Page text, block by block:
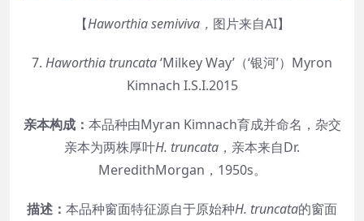
【Haworthia semiviva， 图片来自AI】
7. Haworthia truncata‘Milkey Way’（‘银河’）Myron
Kimnach I.S.I.2015
亲本构成： 本品种由Myran Kimnach育成并命名，杂交
亲本为两株厚叶H. truncata ，亲本来自Dr.
MeredithMorgan，1950s。
描述： 本品种窗面特征源自于原始种H. truncata的窗面